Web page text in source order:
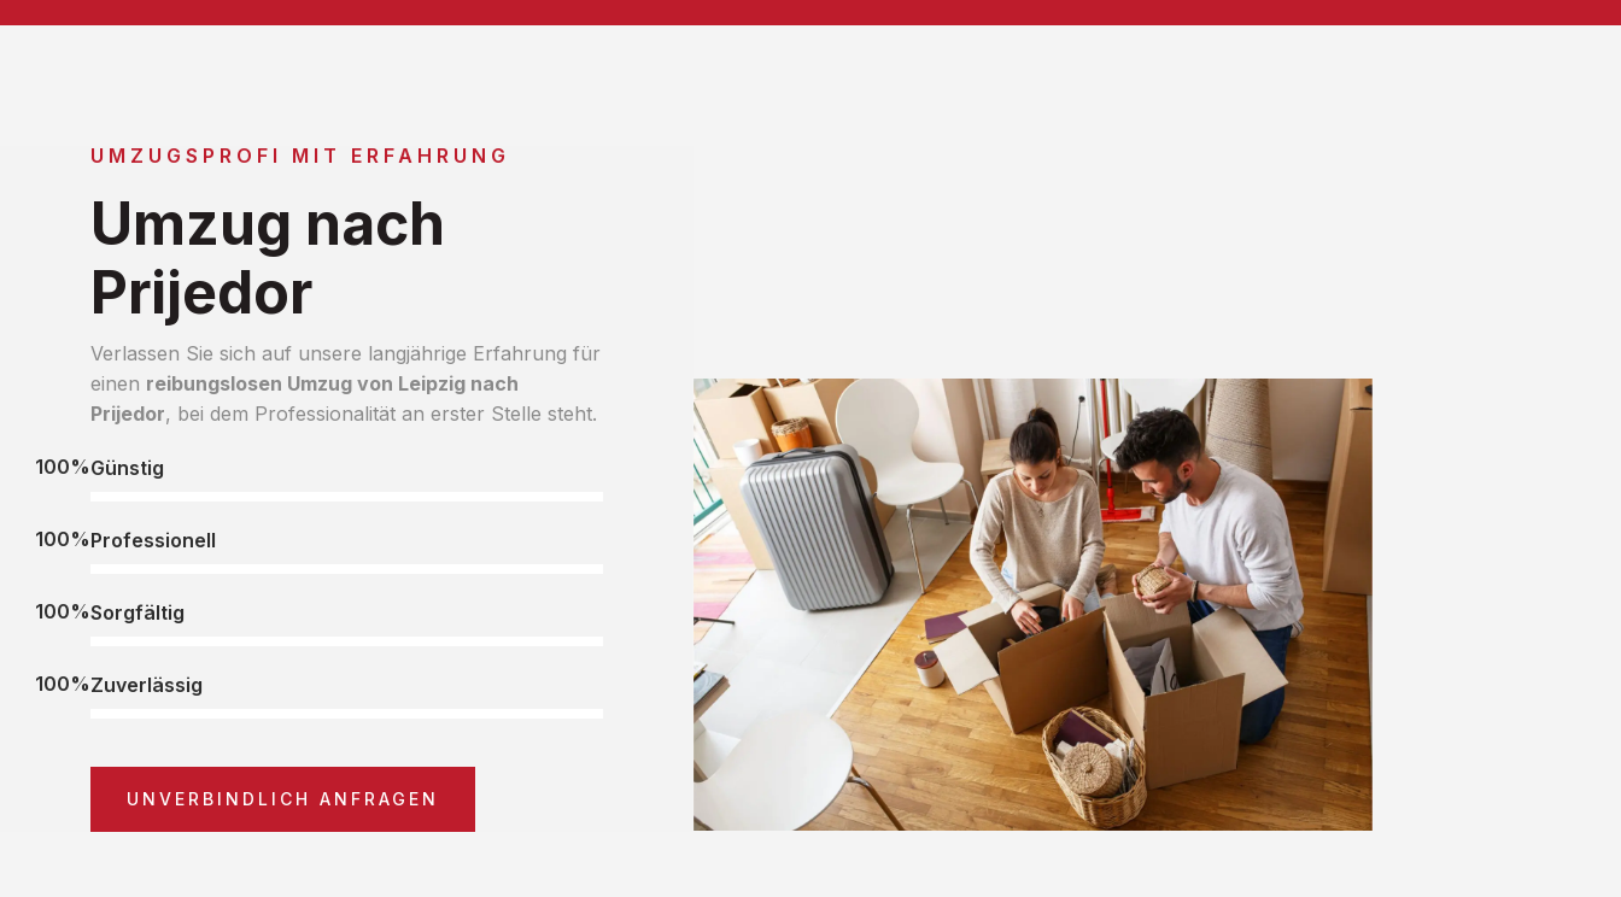
UMZUGSPROFI MIT ERFAHRUNG
Umzug nach
Prijedor
Verlassen Sie sich auf unsere langjährige Erfahrung für
einen reibungslosen Umzug von Leipzig nach
Prijedor, bei dem Professionalität an erster Stelle steht.
Günstig
100%
Professionell
100%
Sorgfältig
100%
Zuverlässig
100%
UNVERBINDLICH ANFRAGEN